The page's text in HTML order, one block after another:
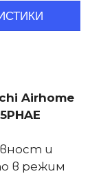
Airhome
и
в режим